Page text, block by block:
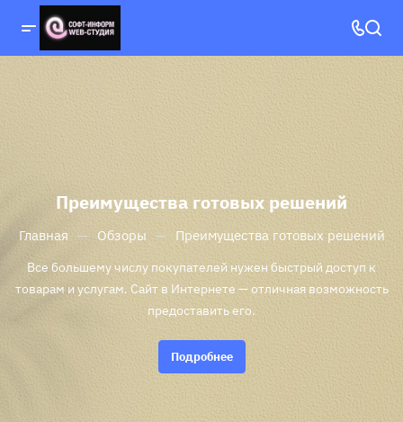
Преимущества готовых решений
Главная — Обзоры — Преимущества готовых решений
Все большему числу покупателей нужен быстрый доступ к
товарам и услугам. Сайт в Интернете — отличная возможность
предоставить его.
Подробнее